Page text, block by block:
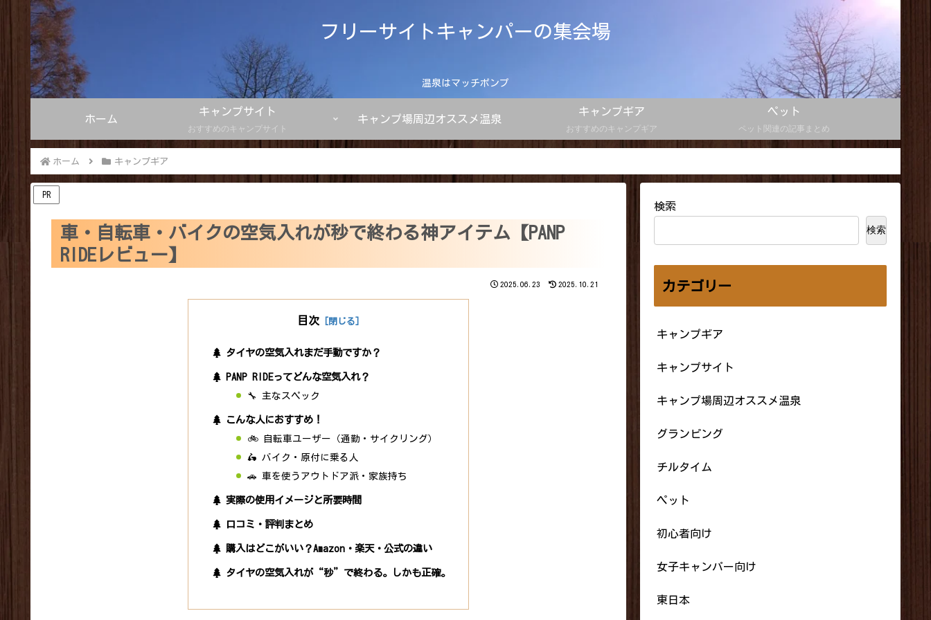
フリーサイトキャンパーの集会場
温泉はマッチポンプ
ホーム
キャンプサイト
おすすめのキャンプサイト
キャンプ場周辺オススメ温泉
キャンプギア
おすすめのキャンプギア
ペット
ペット関連の記事まとめ
ホーム キャンプギア
PR
車・自転車・バイクの空気入れが秒で終わる神アイテム【PANP
RIDEレビュー】
2025.06.23 2025.10.21
目次
タイヤの空気入れまだ手動ですか？
PANP RIDEってどんな空気入れ？
🔧 主なスペック
こんな人におすすめ！
🚲 自転車ユーザー（通勤・サイクリング）
🛵 バイク・原付に乗る人
🚗 車を使うアウトドア派・家族持ち
実際の使用イメージと所要時間
口コミ・評判まとめ
購入はどこがいい？Amazon・楽天・公式の違い
タイヤの空気入れが“秒”で終わる。しかも正確。
検索
検索
カテゴリー
キャンプギア
キャンプサイト
キャンプ場周辺オススメ温泉
グランピング
チルタイム
ペット
初心者向け
女子キャンパー向け
東日本